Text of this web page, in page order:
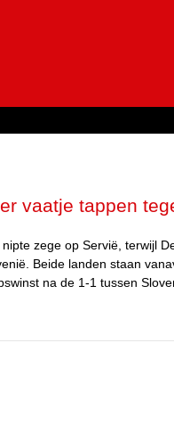
vaatje tappen
zege op Servië, terwijl
Beide landen staan
na de 1-1 tussen